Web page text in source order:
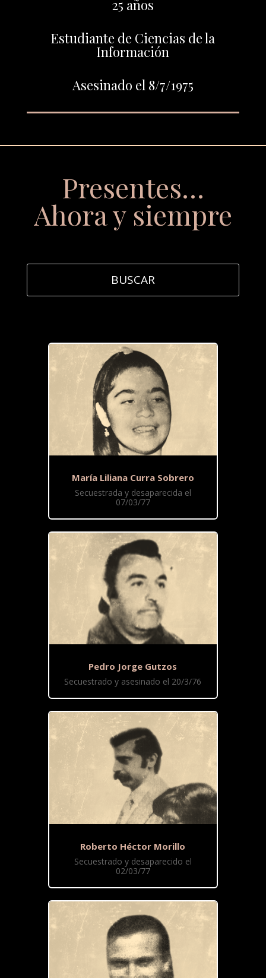
25 años
Estudiante de Ciencias de la
Información
Asesinado el 8/7/1975
Presentes…
Ahora y siempre
María Liliana Curra Sobrero
Secuestrada y desaparecida el
07/03/77
Pedro Jorge Gutzos
Secuestrado y asesinado el 20/3/76
Roberto Héctor Morillo
Secuestrado y desaparecido el
02/03/77